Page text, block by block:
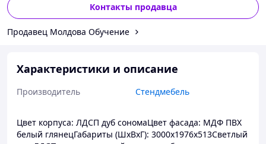
Контакты продавца
Продавец Молдова Обучение
Характеристики и описание
Производитель Стендмебель
Цвет корпуса: ЛДСП дуб сономаЦвет фасада: МДФ ПВХ
белый глянецГабариты (ШхВхГ): 3000х1976х513Светлый